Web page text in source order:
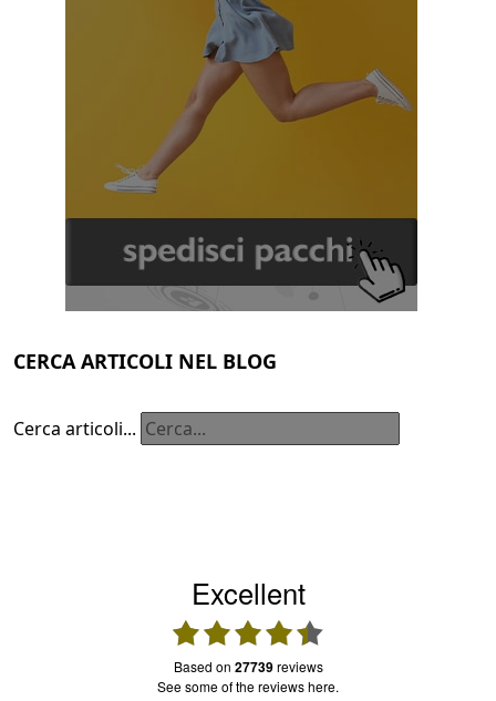
CERCA ARTICOLI NEL BLOG
Cerca articoli...
Excellent
based on 27739reviews
see some of the reviews here.